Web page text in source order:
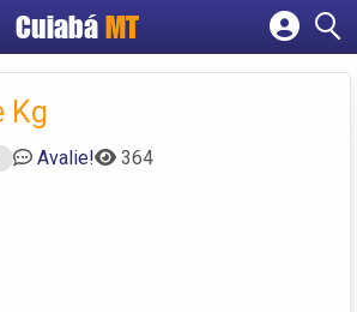
Cuiabá MT
Cadastrar empresa
Kg
Avalie! 364